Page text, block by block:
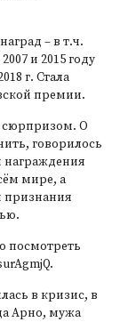
– в т.ч.
и 2015 году
г. Стала
премии.
сюрпризом. О
говорилось
награждения
мире, а
признания
посмотреть
.
в кризис, в
Арно, мужа